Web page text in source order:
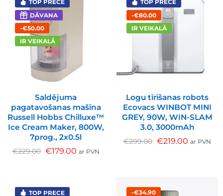
TOP PRECE
DĀVANA
-€50.00
IR VEIKALĀ
Saldējuma
pagatavošanas mašīna
Russell Hobbs Chilluxe™
Ice Cream Maker, 800W,
7prog., 2x0.5l
€229.00 €179.00 ar PVN
TOP PRECE
-€80.00
IR VEIKALĀ
Logu tīrīšanas robots
Ecovacs WINBOT MINI
GREY, 90W, WIN-SLAM
3.0, 3000mAh
€299.00 €219.00 ar PVN
TOP PRECE
-€34.90